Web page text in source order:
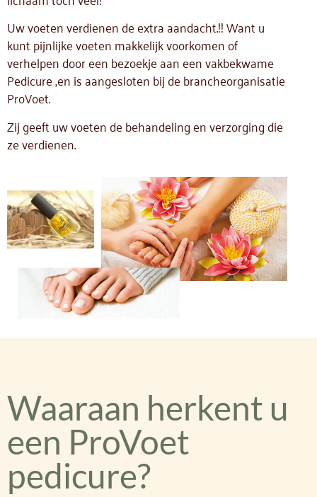
Uw voeten verdienen de extra aandacht.!! Want u
kunt pijnlijke voeten makkelijk voorkomen of
verhelpen door een bezoekje aan een vakbekwame
Pedicure ,en is aangesloten bij de brancheorganisatie
ProVoet.
Zij geeft uw voeten de behandeling en verzorging die
ze verdienen.
Waaraan herkent u
een ProVoet
pedicure?